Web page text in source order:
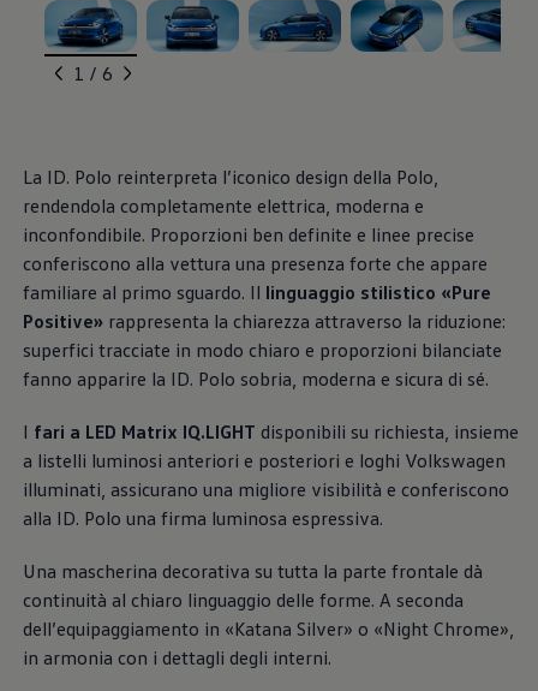
Blog Volkswagen
Un tocco di pregio,
fin nei minimi
Esterni
Il design dinamico della ID. Polo si basa sul nuovo
definite, superfici pulite e proporzioni equilibrate le
conferiscono un aspetto moderno e sicuro di sé. Su
richiesta, i listelli luminosi anteriori e posteriori
disponibili come optional, i loghi Volkswagen
, 1 di 6
1 / 6
La ID. Polo reinterpreta l’iconico design della Polo,
rendendola completamente elettrica, moderna e
inconfondibile. Proporzioni ben definite e linee precise
conferiscono alla vettura una presenza forte che appare
familiare al primo sguardo. Il linguaggio stilistico «Pure
Positive»rappresenta la chiarezza attraverso la riduzione:
superfici tracciate in modo chiaro e proporzioni bilanciate
fanno apparire la ID. Polo sobria, moderna e sicura di sé.
I fari a LED Matrix IQ.LIGHT disponibili su richiesta, insieme
a listelli luminosi anteriori e posteriori e loghi Volkswagen
illuminati, assicurano una migliore visibilità e conferiscono
alla ID. Polo una firma luminosa espressiva.
Una mascherina decorativa su tutta la parte frontale dà
continuità al chiaro linguaggio delle forme. A seconda
dell’equipaggiamento in «Katana Silver» o «Night Chrome»,
in armonia con i dettagli degli interni.